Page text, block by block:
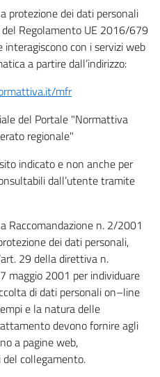
protezione dei dati personali
Regolamento UE 2016/679
interagiscono con i servizi web
a partire dall’indirizzo:
mfr
del Portale "Normattiva
regionale"
indicato e non anche per
dall’utente tramite
Raccomandazione n. 2/2001
dei dati personali,
29 della direttiva n.
2001 per individuare
di dati personali on–line
e la natura delle
devono fornire agli
a pagine web,
collegamento.